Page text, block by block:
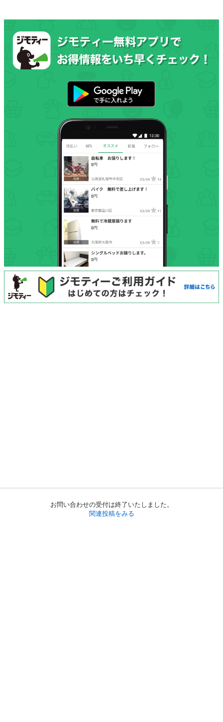
お問い合わせの受付は終了いたしました。
関連投稿をみる